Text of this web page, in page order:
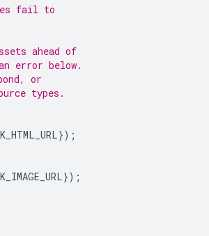
fail to
ahead of
error below.
or
types.
});
});